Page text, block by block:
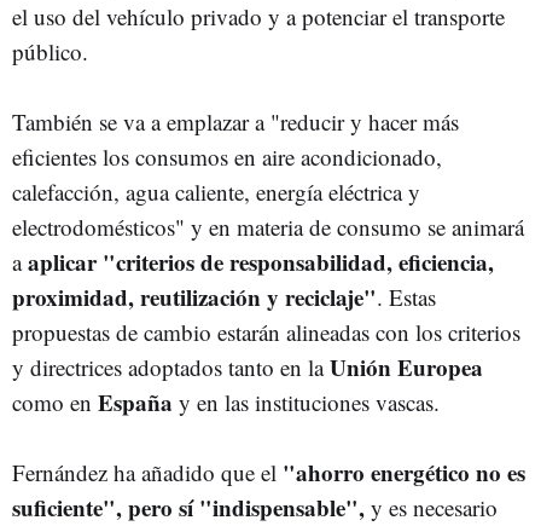
el uso del vehículo privado y a potenciar el transporte
público.
También se va a emplazar a "reducir y hacer más
eficientes los consumos en aire acondicionado,
calefacción, agua caliente, energía eléctrica y
electrodomésticos" y en materia de consumo se animará
aaplicar "criterios de responsabilidad, eficiencia,
proximidad, reutilización y reciclaje". Estas
propuestas de cambio estarán alineadas con los criterios
y directrices adoptados tanto en laUnión Europea
como en España y en las instituciones vascas.
Fernández ha añadido que el "ahorro energético no es
suficiente", pero sí "indispensable", y es necesario